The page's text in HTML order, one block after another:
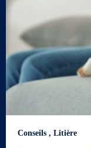
Conseils , Litière